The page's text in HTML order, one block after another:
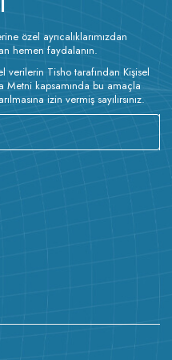
özel ayrıcalıklarımızdan
hemen faydalanın.
verilerin Tisho tarafından Kişisel
Metni kapsamında bu amaçla
izin vermiş sayılırsınız.